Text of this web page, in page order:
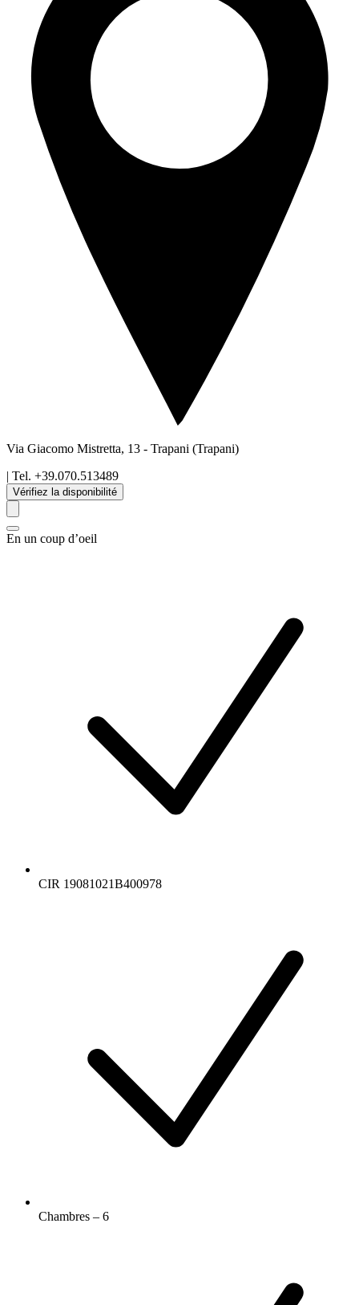
Via Giacomo Mistretta, 13 - Trapani (Trapani)
| Tel. +39.070.513489
Vérifiez la disponibilité
En un coup d’oeil
CIR 19081021B400978
Chambres – 6